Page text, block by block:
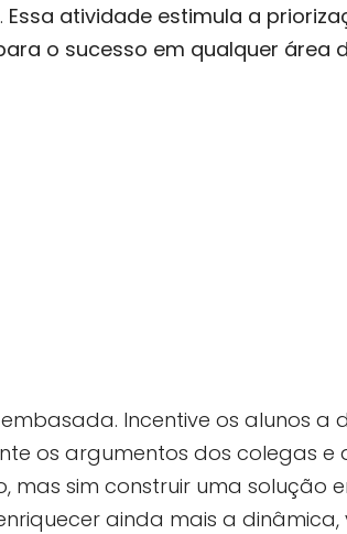
Essa atividade estimula a
o sucesso em qualquer área
Incentive os alunos a
os argumentos dos colegas e
mas sim construir uma solução
ainda mais a